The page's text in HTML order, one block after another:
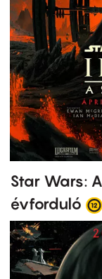
Star Wars:
évforduló